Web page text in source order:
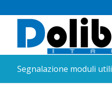
Segnalazione moduli utili